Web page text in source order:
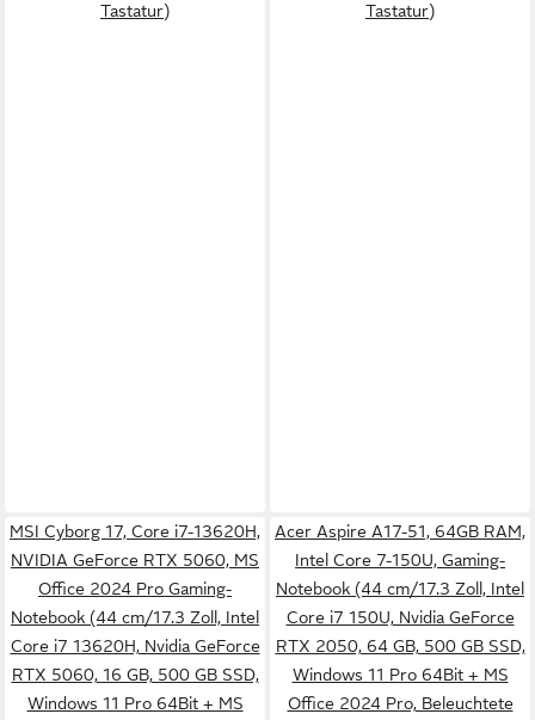
Tastatur)
Tastatur)
MSI Cyborg 17, Core i7-13620H,
NVIDIA GeForce RTX 5060, MS
Office 2024 Pro Gaming-
Notebook (44 cm/17.3 Zoll, Intel
Core i7 13620H, Nvidia GeForce
RTX 5060, 16 GB, 500 GB SSD,
Windows 11 Pro 64Bit + MS
Acer Aspire A17-51, 64GB RAM,
Intel Core 7-150U, Gaming-
Notebook (44 cm/17.3 Zoll, Intel
Core i7 150U, Nvidia GeForce
RTX 2050, 64 GB, 500 GB SSD,
Windows 11 Pro 64Bit + MS
Office 2024 Pro, Beleuchtete